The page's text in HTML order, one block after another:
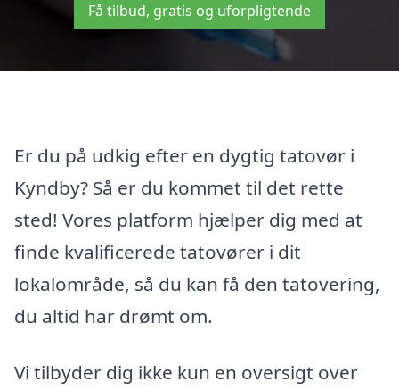
Få tilbud, gratis og uforpligtende
Er du på udkig efter en dygtig tatovør i
Kyndby? Så er du kommet til det rette
sted! Vores platform hjælper dig med at
finde kvalificerede tatovører i dit
lokalområde, så du kan få den tatovering,
du altid har drømt om.
Vi tilbyder dig ikke kun en oversigt over